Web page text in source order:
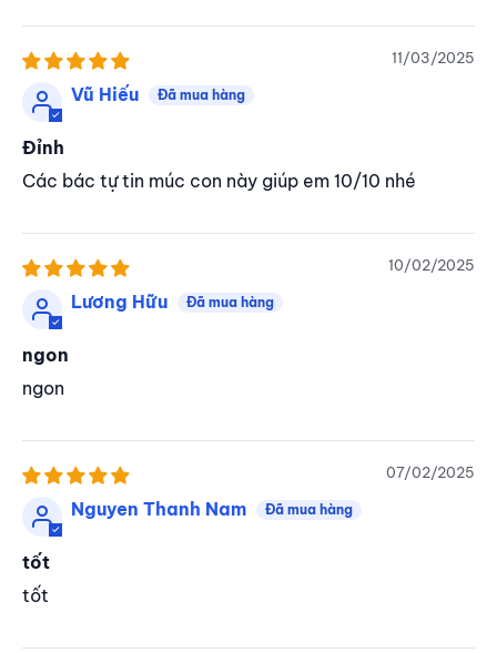
11/03/2025
Vũ Hiếu
Đỉnh
Các bác tự tin múc con này giúp em 10/10 nhé
10/02/2025
Lương Hữu
ngon
ngon
07/02/2025
Nguyen Thanh Nam
tốt
tốt